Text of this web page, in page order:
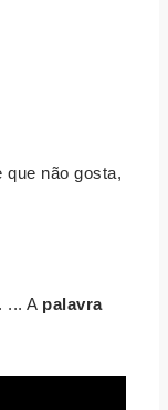
que não gosta,
... A palavra